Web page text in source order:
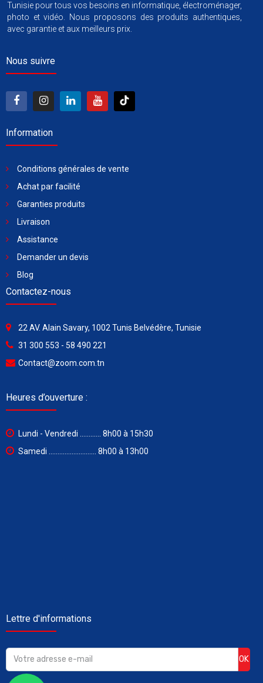
Tunisie pour tous vos besoins en informatique, électroménager,
photo et vidéo. Nous proposons des produits authentiques,
avec garantie et aux meilleurs prix.
Nous suivre
Information
Conditions générales de vente
Achat par facilité
Garanties produits
Livraison
Assistance
Demander un devis
Blog
Contactez-nous
22 AV. Alain Savary, 1002 Tunis Belvédère, Tunisie
31 300 553 - 58 490 221
Contact@zoom.com.tn
Heures d’ouverture :
Lundi - Vendredi ............ 8h00 à 15h30
Samedi ........................... 8h00 à 13h00
Lettre d'informations
OK